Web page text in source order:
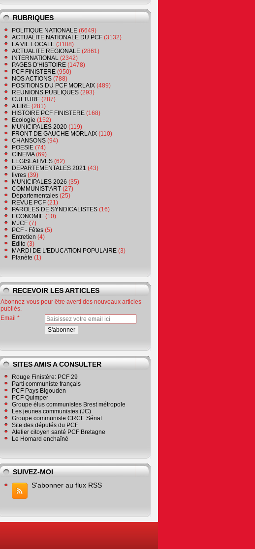
RUBRIQUES
POLITIQUE NATIONALE (6649)
ACTUALITE NATIONALE DU PCF (3132)
LA VIE LOCALE (3108)
ACTUALITE REGIONALE (2861)
INTERNATIONAL (2342)
PAGES D'HISTOIRE (1478)
PCF FINISTERE (950)
NOS ACTIONS (788)
POSITIONS DU PCF MORLAIX (489)
REUNIONS PUBLIQUES (293)
CULTURE (287)
A LIRE (281)
HISTOIRE PCF FINISTERE (168)
Ecologie (152)
MUNICIPALES 2020 (119)
FRONT DE GAUCHE MORLAIX (110)
CHANSONS (94)
POESIE (74)
CINEMA(69)
LEGISLATIVES (62)
DEPARTEMENTALES 2021 (43)
livres (39)
MUNICIPALES 2026 (35)
COMMUNIST'ART (27)
Départementales (25)
REVUE PCF (21)
PAROLES DE SYNDICALISTES (16)
ECONOMIE (10)
MJCF (7)
PCF - Fêtes (5)
Entretien (4)
Edito (3)
MARDI DE L'EDUCATION POPULAIRE (3)
Planète (1)
RECEVOIR LES ARTICLES
Abonnez-vous pour être averti des nouveaux articles
publiés.
Email
SITES AMIS A CONSULTER
Rouge Finistère: PCF 29
Parti communiste français
PCF Pays Bigouden
PCF Quimper
Groupe élus communistes Brest métropole
Les jeunes communistes (JC)
Groupe communiste CRCE Sénat
Site des députés du PCF
Atelier citoyen santé PCF Bretagne
Le Homard enchaîné
SUIVEZ-MOI
S'abonner au flux RSS